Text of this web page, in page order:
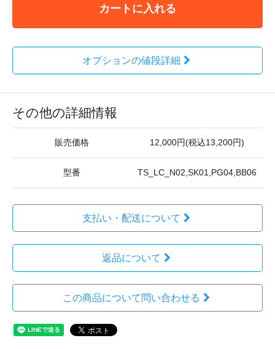
カートに入れる
オプションの値段詳細
その他の詳細情報
販売価格 12,000円(税込13,200円)
型番 TS_LC_N02,SK01,PG04,BB06
支払い・配送について
返品について
この商品について問い合わせる